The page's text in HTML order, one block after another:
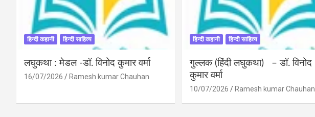
हिन्दी कहानी हिन्दी साहित्य
लघुकथा : मेडल -डॉ. विनोद कुमार वर्मा
16/07/2026 Ramesh kumar Chauhan
हिन्दी कहानी हिन्दी साहित्य
गुल्लक (हिंदी लघुकथा) – डॉ. विनोद
कुमार वर्मा
10/07/2026 Ramesh kumar Chauhan